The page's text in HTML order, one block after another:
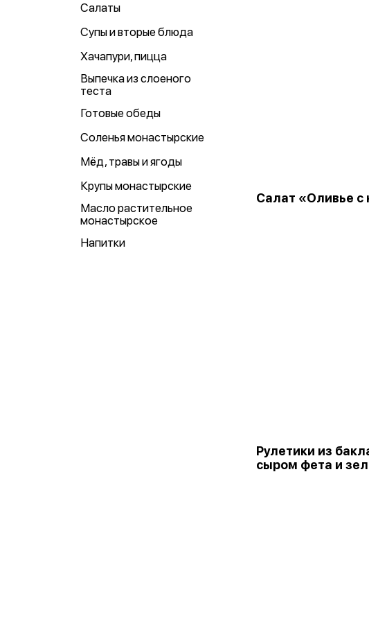
Салаты
Супы и вторые блюда
Хачапури, пицца
Выпечка из слоеного
теста
Готовые обеды
Соленья монастырские
Мёд, травы и ягоды
Крупы монастырские
Масло растительное
монастырское
Напитки
Салат «Оливье с
Рулетики из
сыром фета и